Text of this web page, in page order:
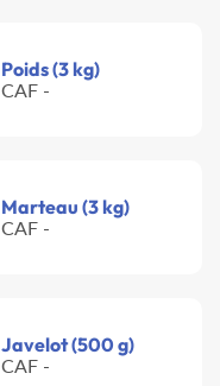
Poids (3 kg)
CAF -
Marteau (3 kg)
CAF -
Javelot (500 g)
CAF -